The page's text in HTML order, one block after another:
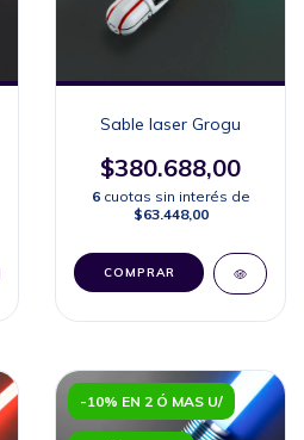
Sable laser Grogu
$380.688,00
6 cuotas sin interés de
$63.448,00
COMPRAR
-10% EN 2 Ó MAS U/